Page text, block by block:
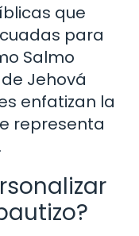
que
para
Salmo
de Jehová
enfatizan la
representa